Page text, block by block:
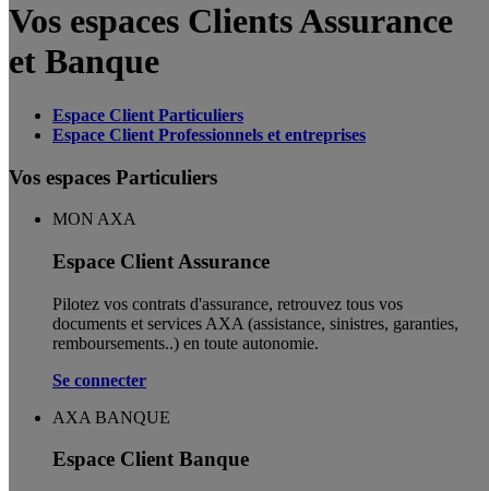
Vos espaces Clients Assurance
et Banque
Espace Client Particuliers
Espace Client Professionnels et entreprises
Vos espaces Particuliers
MON AXA
Espace Client Assurance
Pilotez vos contrats d'assurance, retrouvez tous vos
documents et services AXA (assistance, sinistres, garanties,
remboursements..) en toute autonomie. ​
Se connecter
AXA BANQUE
Espace Client Banque